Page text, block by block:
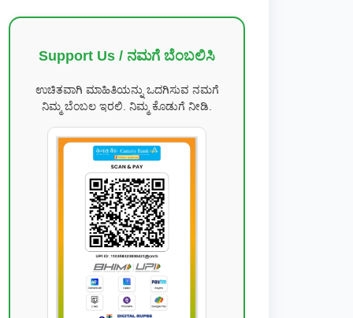
Support Us / ನಮಗೆ ಬೆಂಬಲಿಸಿ
ಉಚಿತವಾಗಿ ಮಾಹಿತಿಯನ್ನು ಒದಗಿಸುವ ನಮಗೆ
ನಿಮ್ಮ ಬೆಂಬಲ ಇರಲಿ. ನಿಮ್ಮ ಕೊಡುಗೆ ನೀಡಿ.